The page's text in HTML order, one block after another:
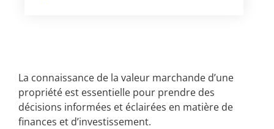
La connaissance de la valeur marchande d’une
propriété est essentielle pour prendre des
décisions informées et éclairées en matière de
finances et d’investissement.